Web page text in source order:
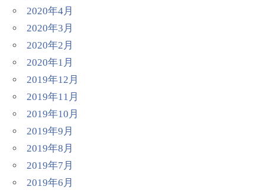
2020年4月
2020年3月
2020年2月
2020年1月
2019年12月
2019年11月
2019年10月
2019年9月
2019年8月
2019年7月
2019年6月